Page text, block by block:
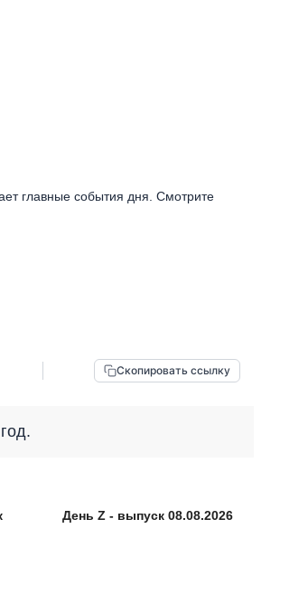
главные события дня. Смотрите
Скопировать ссылку
День Z - выпуск 08.08.2026